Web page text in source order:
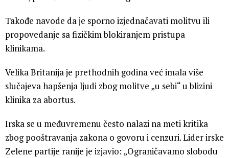
Takođe navode da je sporno izjednačavati molitvu ili
propovedanje sa fizičkim blokiranjem pristupa
klinikama.
Velika Britanija je prethodnih godina već imala više
slučajeva hapšenja ljudi zbog molitve „u sebi“ u blizini
klinika za abortus.
Irska se u međuvremenu često nalazi na meti kritika
zbog pooštravanja zakona o govoru i cenzuri. Lider irske
Zelene partije ranije je izjavio: „Ograničavamo slobodu